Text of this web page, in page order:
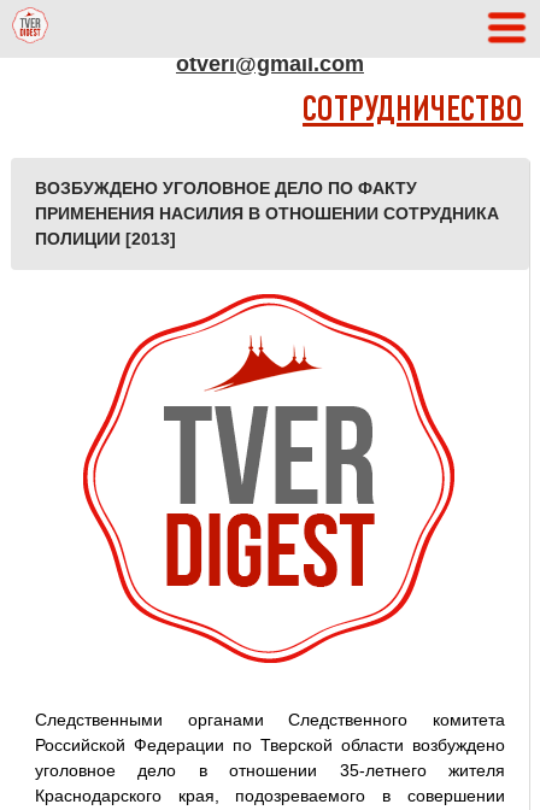
otveri@gmail.com
СОТРУДНИЧЕСТВО
ВОЗБУЖДЕНО УГОЛОВНОЕ ДЕЛО ПО ФАКТУ
ПРИМЕНЕНИЯ НАСИЛИЯ В ОТНОШЕНИИ СОТРУДНИКА
ПОЛИЦИИ [2013]
Следственными органами Следственного комитета
Российской Федерации по Тверской области возбуждено
уголовное дело в отношении 35-летнего жителя
Краснодарского края, подозреваемого в совершении